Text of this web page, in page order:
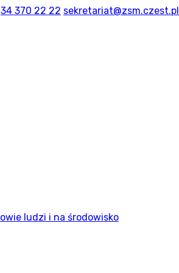
34 370 22 22 sekretariat@zsm.czest.pl
ludzi i na środowisko